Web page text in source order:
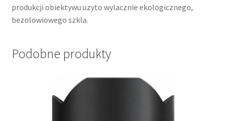
produkcji obiektywu uzyto wylacznie ekologicznego,
bezolowiowego szkla.
Podobne produkty